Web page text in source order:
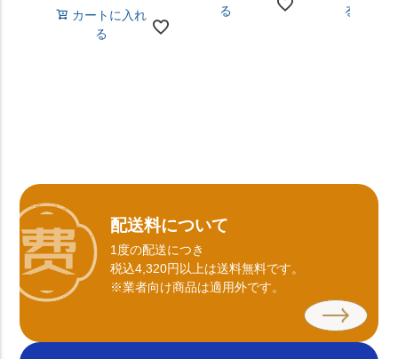
カートに入れ
る
る
る
配送料について
1度の配送につき
税込4,320円以上は送料無料です。
※業者向け商品は適用外です。